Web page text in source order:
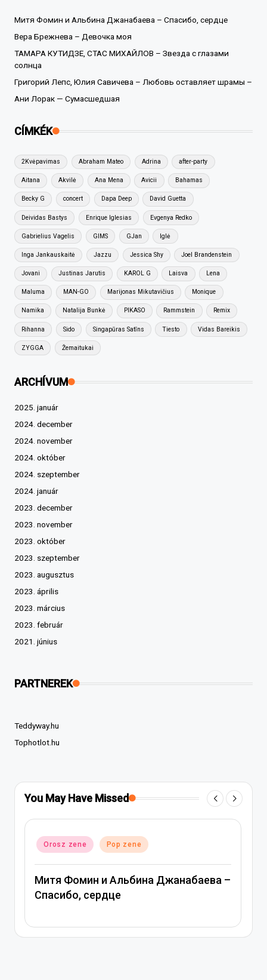
Митя Фомин и Альбина Джанабаева – Спасибо, сердце
Вера Брежнева – Девочка моя
ТАМАРА КУТИДЗЕ, СТАС МИХАЙЛОВ – Звезда с глазами
солнца
Григорий Лепс, Юлия Савичева – Любовь оставляет шрамы –
Ани Лорак — Сумасшедшая
CÍMKÉK
2Kvėpavimas Abraham Mateo Adrina after-party
Aitana Akvilė Ana Mena Avicii Bahamas
Becky G concert Dapa Deep David Guetta
Deividas Bastys Enrique Iglesias Evgenya Redko
Gabrielius Vagelis GIMS GJan Iglė
Inga Jankauskaitė Jazzu Jessica Shy Joel Brandenstein
Jovani Justinas Jarutis KAROL G Laisva Lena
Maluma MAN-GO Marijonas Mikutavičius Monique
Namika Natalija Bunkė PIKASO Rammstein Remix
Rihanna Sido Singapūras Satīns Tiesto Vidas Bareikis
ZYGGA Žemaitukai
ARCHÍVUM
2025. január
2024. december
2024. november
2024. október
2024. szeptember
2024. január
2023. december
2023. november
2023. október
2023. szeptember
2023. augusztus
2023. április
2023. március
2023. február
2021. június
PARTNEREK
Teddyway.hu
Tophotlot.hu
You May Have Missed
Posted
in
Orosz zene Pop zene
Митя Фомин и Альбина Джанабаева –
Спасибо, сердце